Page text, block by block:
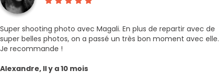
Super shooting photo avec Magali. En plus de repartir avec de
super belles photos, on a passé un très bon moment avec elle.
Je recommande !
Alexandre, Il y a 10 mois